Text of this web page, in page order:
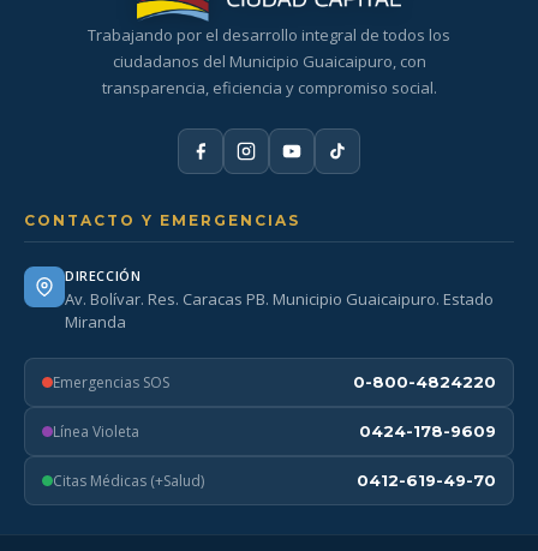
Trabajando por el desarrollo integral de todos los
ciudadanos del Municipio Guaicaipuro, con
transparencia, eficiencia y compromiso social.
CONTACTO Y EMERGENCIAS
DIRECCIÓN
Av. Bolívar. Res. Caracas PB. Municipio Guaicaipuro. Estado
Miranda
Emergencias SOS 0-800-4824220
Línea Violeta 0424-178-9609
Citas Médicas (+Salud) 0412-619-49-70